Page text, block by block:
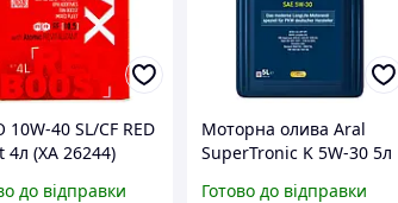
10W-40 SL/CF RED
4л (ХА 26244)
до відправки
Моторна олива Aral
SuperTronic K 5W-30 5л
Готово до відправки